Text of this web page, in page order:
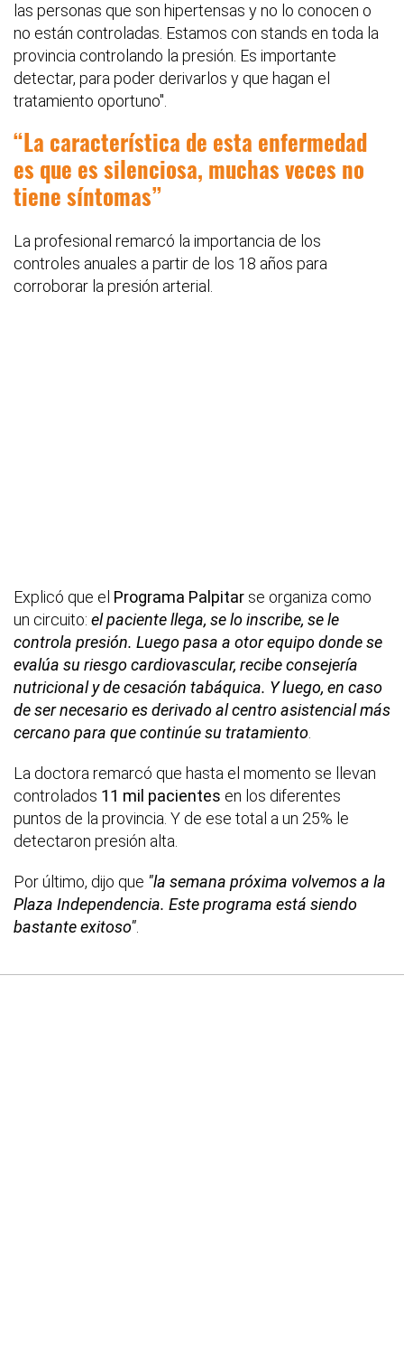
las personas que son hipertensas y no lo conocen o
no están controladas. Estamos con stands en toda la
provincia controlando la presión. Es importante
detectar, para poder derivarlos y que hagan el
tratamiento oportuno".
La característica de esta enfermedad
es que es silenciosa, muchas veces no
tiene síntomas
La profesional remarcó la importancia de los
controles anuales a partir de los 18 años para
corroborar la presión arterial.
Explicó que el Programa Palpitar se organiza como
un circuito: el paciente llega, se lo inscribe, se le
controla presión. Luego pasa a otor equipo donde se
evalúa su riesgo cardiovascular, recibe consejería
nutricional y de cesación tabáquica. Y luego, en caso
de ser necesario es derivado al centro asistencial más
cercano para que continúe su tratamiento
La doctora remarcó que hasta el momento se llevan
controlados 11 mil pacientes en los diferentes
puntos de la provincia. Y de ese total a un 25% le
detectaron presión alta.
Por último, dijo que "la semana próxima volvemos a la
Plaza Independencia. Este programa está siendo
bastante exitoso"